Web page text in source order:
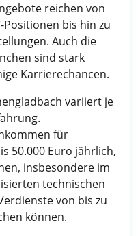
reichen von
bis hin zu
Auch die
sind stark
Karrierechancen.
variiert je
für
50.000 Euro jährlich,
insbesondere im
technischen
von bis zu
können.